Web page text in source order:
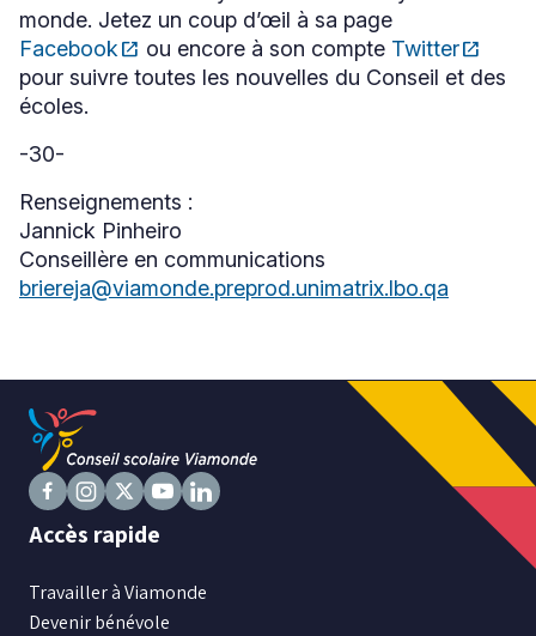
monde. Jetez un coup d’œil à sa page
Facebookopen_in_new
Ce
lien
s'ouvrira
dans
une
nouvelle
ou encore à son compte Twitteropen_in_new
Ce
lien
pour suivre toutes les nouvelles du Conseil et des
écoles.
-30-
Renseignements :
Jannick Pinheiro
Conseillère en communications
briereja@viamonde.preprod.unimatrix.lbo.qa
Suivez
sur
Facebook
Suivez
sur
Instagram
Suivez
nous
sur
X
Suivez
sur
Accès rapide
Travailler à Viamonde
Devenir bénévole